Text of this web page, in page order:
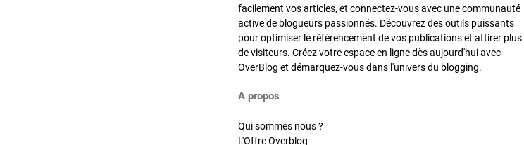
facilement vos articles, et connectez-vous avec une communauté
active de blogueurs passionnés. Découvrez des outils puissants
pour optimiser le référencement de vos publications et attirer plus
de visiteurs. Créez votre espace en ligne dès aujourd'hui avec
OverBlog et démarquez-vous dans l'univers du blogging.
A propos
Qui sommes nous ?
L'Offre Overblog